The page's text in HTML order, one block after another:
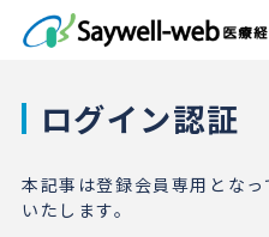
ログイン認証
本記事は登録会員専用とな
いたします。